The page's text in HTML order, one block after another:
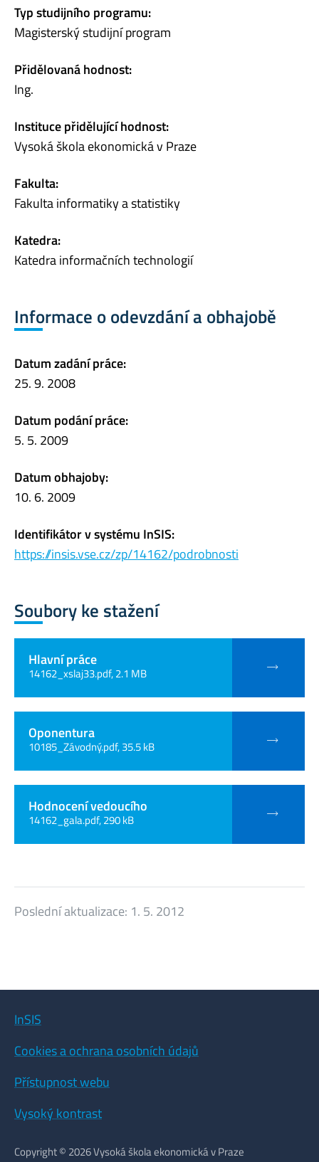
Typ studijního programu:
Magisterský studijní program
Přidělovaná hodnost:
Ing.
Instituce přidělující hodnost:
Vysoká škola ekonomická v Praze
Fakulta:
Fakulta informatiky a statistiky
Katedra:
Katedra informačních technologií
Informace o odevzdání a obhajobě
Datum zadání práce:
25. 9. 2008
Datum podání práce:
5. 5. 2009
Datum obhajoby:
10. 6. 2009
Identifikátor v systému InSIS:
https://insis.vse.cz/zp/14162/podrobnosti
Soubory ke stažení
Hlavní práce
14162_xslaj33.pdf, 2.1 MB
Oponentura
10185_Závodný.pdf, 35.5 kB
Hodnocení vedoucího
14162_gala.pdf, 290 kB
Poslední aktualizace: 1. 5. 2012
InSIS
Cookies a ochrana osobních údajů
Přístupnost webu
Vysoký kontrast
Copyright © 2026 Vysoká škola ekonomická v Praze